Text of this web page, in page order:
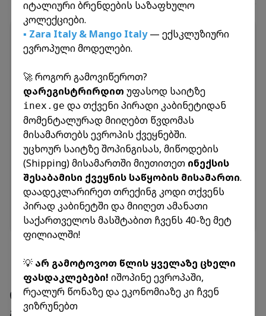
რეისები
✈️
CN-GE-PT-20260807
გამოგზავნა ჩამოსვლა
✈️
US-GE-20260807
გამოგზავნა
16.08.2026
ჩამოსვლა
07.08.2026
🚐
GR-R-GE-20260807
გამოგზავნა
13.08.2026
ჩამოსვლა
09.08.2026
🚐
IT-R-GE-20260807
გამოგზავნა
13.08.2026
ჩამოსვლა
06.08.2026
რეისების განრიგის ნახვა
ინექს გრუპის სერვის-ცენტრები
იტალიური ბრენდების საზაფხულო
კოლექციები.
▪️ Zara Italy& Mango Italy — ექსკლუზიური
ევროპული მოდელები.
🚀 როგორ გამოვიწეროთ?
დარეგისტრირდით უფასოდ საიტზე
inex.ge და თქვენი პირადი კაბინეტიდან
მომენტალურად მიიღებთ წვდომას
მისამართებს ევროპის ქვეყნებში.
უცხოურ საიტზე შოპინგისას, მიწოდების
(Shipping) მისამართში მიუთითეთ ინექსის
შესაბამისი ქვეყნის საწყობის მისამართი.
დაადეკლარირეთ თრექინგ კოდი თქვენს
პირად კაბინეტში და მიიღეთ ამანათი
საქართველოს მასშტაბით ჩვენს 40-ზე მეტ
ფილიალში!
💡 არ გამოტოვოთ წლის ყველაზე ცხელი
ფასდაკლებები! იშოპინე ევროპაში,
რეალურ წონაზე და ეკონომიაზე კი ჩვენ
ვიზრუნებთ